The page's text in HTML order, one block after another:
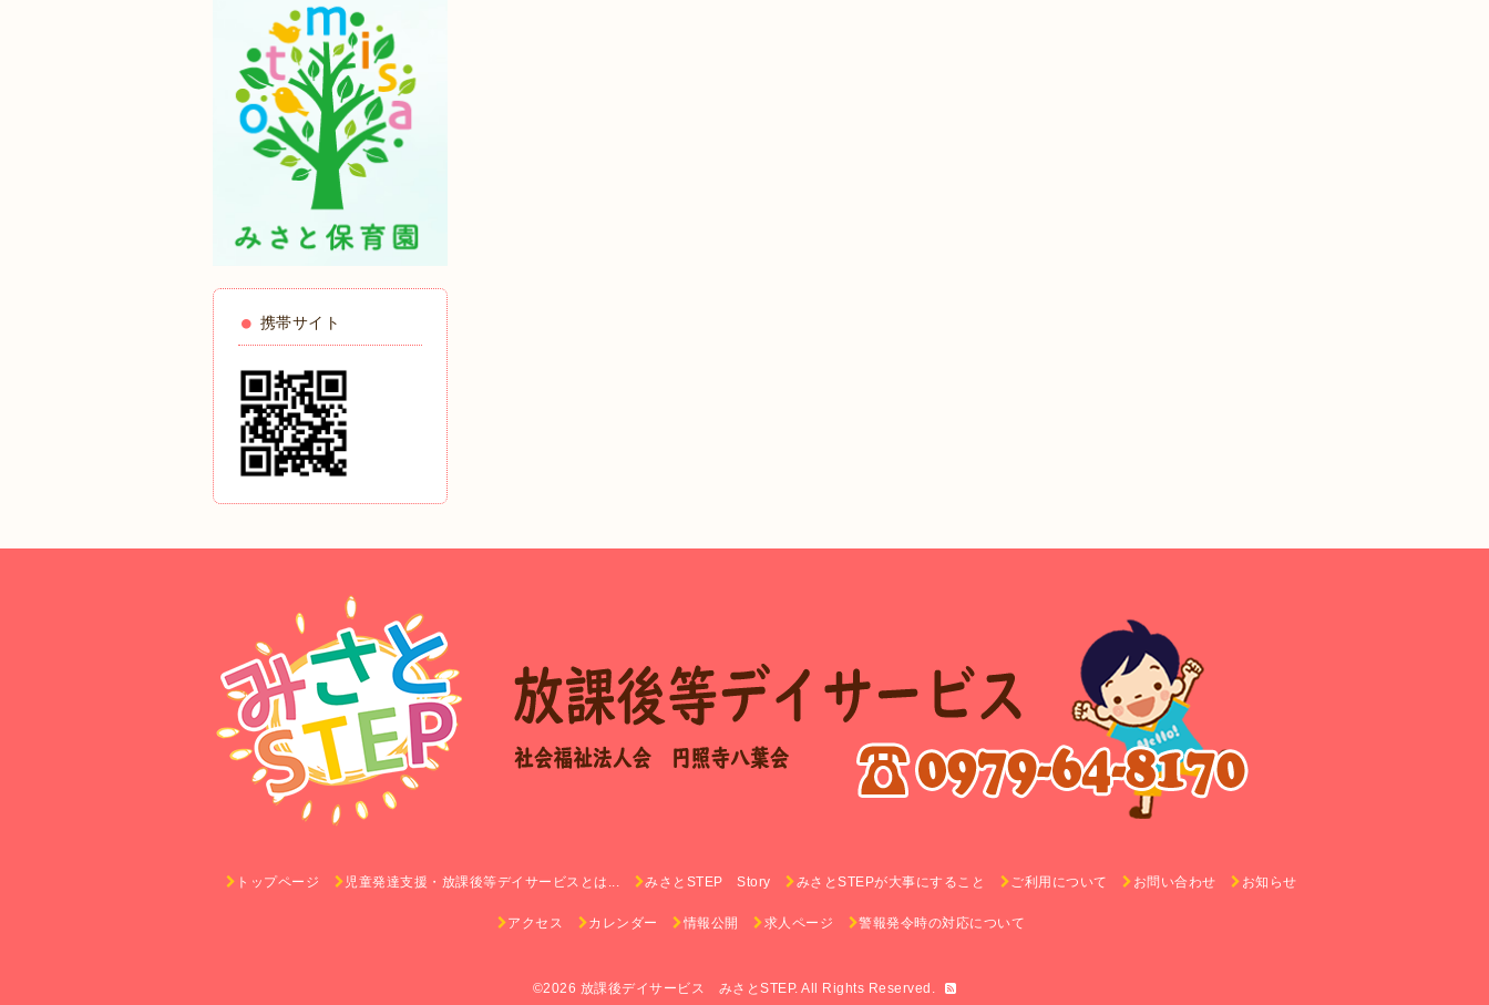
携帯サイト
トップページ 児童発達支援・放課後等デイサービスとは... みさとSTEP Story みさとSTEPが大事にすること ご利用について お問い合わせ お知らせ
アクセス カレンダー 情報公開 求人ページ 警報発令時の対応について
©2026 放課後デイサービス みさとSTEP. All Rights Reserved.